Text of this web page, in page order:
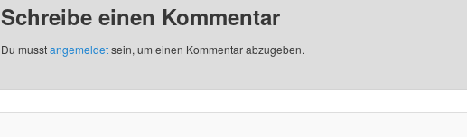
Schreibe einen Kommentar
Du musstangemeldetsein, um einen Kommentar abzugeben.